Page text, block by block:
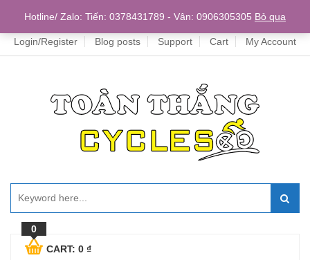
Home
Login/Register Blog posts Support Cart My Account
0
CART: 0 ₫
Hotline/ Zalo: Tiến: 0378431789 - Vân: 0906305305 Bỏ qua